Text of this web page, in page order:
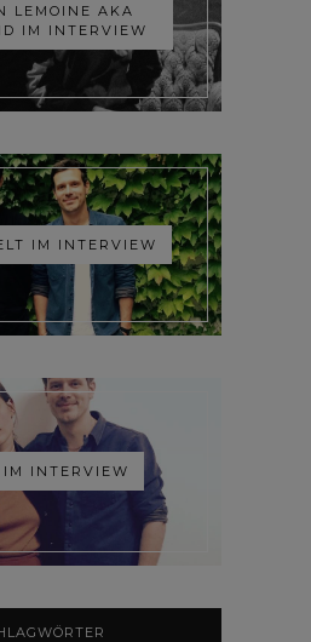
LEMOINE AKA
IM INTERVIEW
IM INTERVIEW
IM INTERVIEW